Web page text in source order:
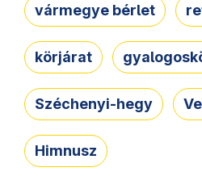
vármegye bérlet
körjárat
Széchenyi-hegy
Himnusz